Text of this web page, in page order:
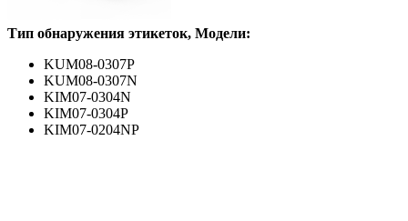
Тип обнаружения этикеток, Модели:
KUM08-0307P
KUM08-0307N
KIM07-0304N
KIM07-0304P
KIM07-0204NP